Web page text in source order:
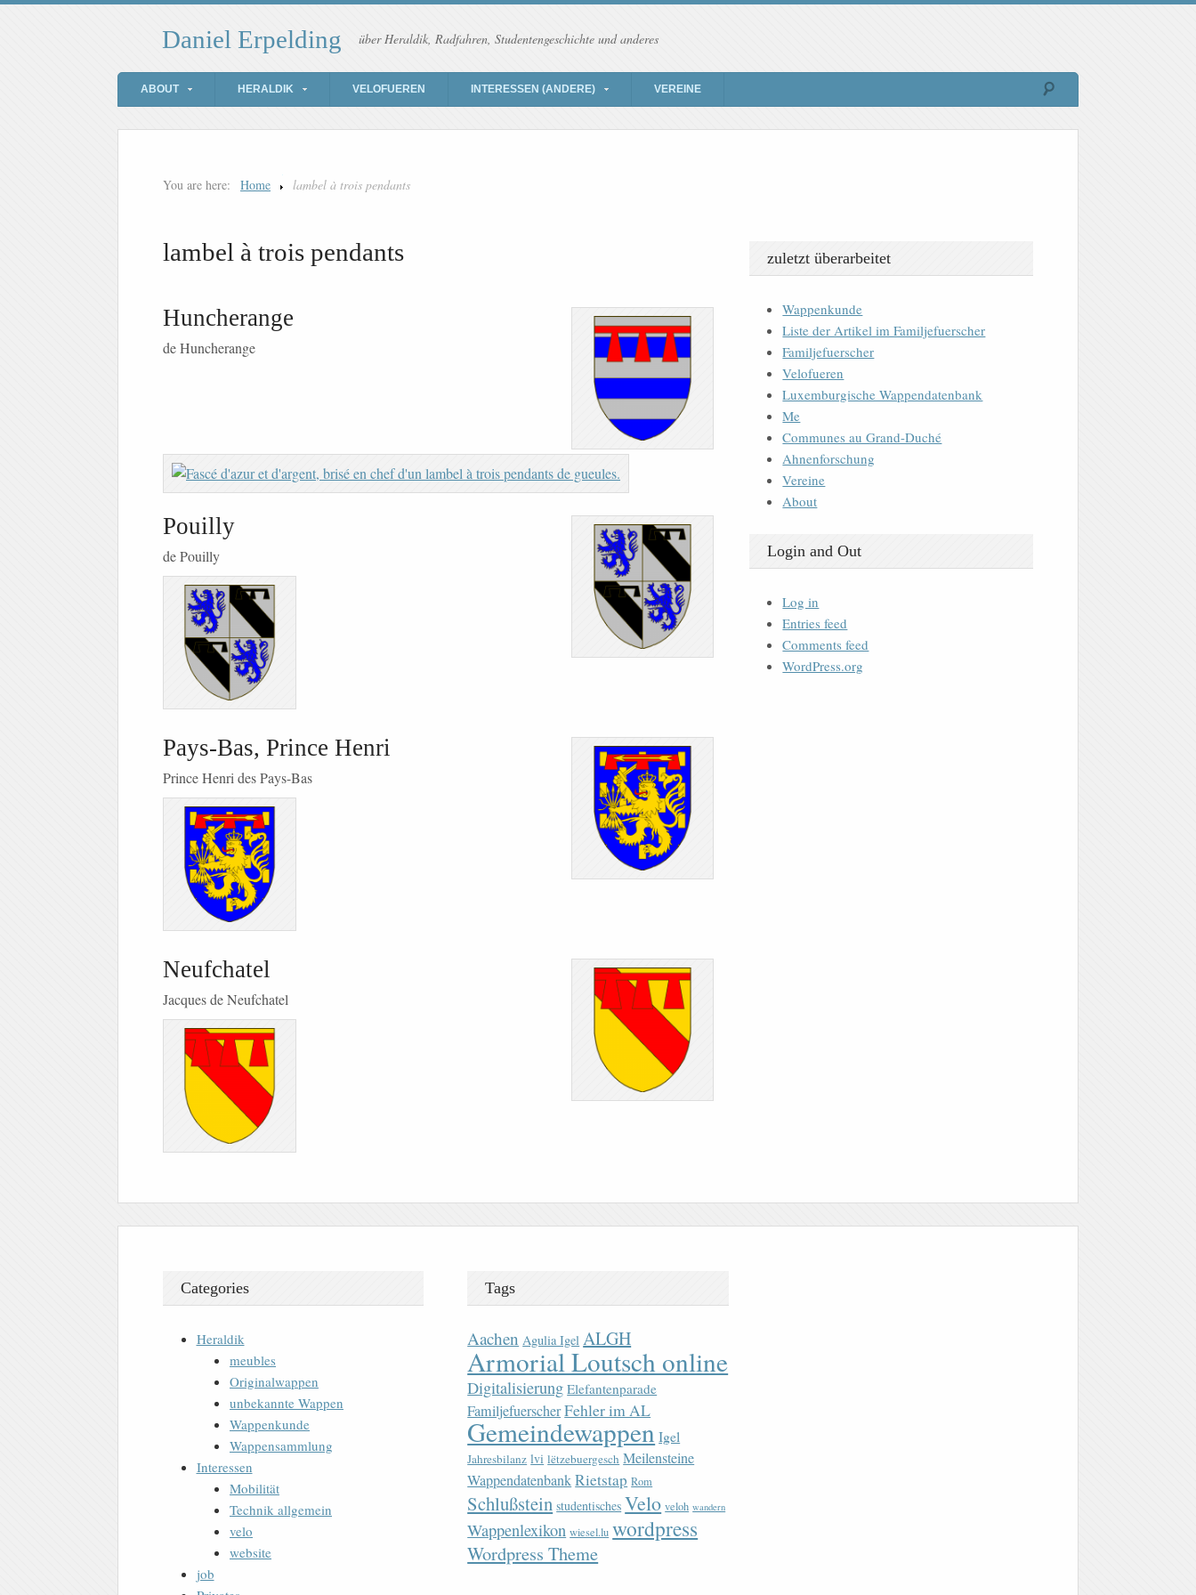
Daniel Erpelding über Heraldik, Radfahren, Studentengeschichte und anderes
ABOUT HERALDIK VELOFUEREN INTERESSEN (ANDERE) VEREINE
You are here: Home lambel à trois pendants
lambel à trois pendants
Huncherange
de Huncherange
Pouilly
de Pouilly
Pays-Bas, Prince Henri
Prince Henri des Pays-Bas
Neufchatel
Jacques de Neufchatel
zuletzt überarbeitet
Wappenkunde
Liste der Artikel im Familjefuerscher
Familjefuerscher
Velofueren
Luxemburgische Wappendatenbank
Me
Communes au Grand-Duché
Ahnenforschung
Vereine
About
Login and Out
Log in
Entries feed
Comments feed
WordPress.org
Categories
Heraldik
meubles
Originalwappen
unbekannte Wappen
Wappenkunde
Wappensammlung
Interessen
Mobilität
Technik allgemein
velo
website
job
Tags
Aachen Agulia Igel ALGH
Armorial Loutsch online
Digitalisierung Elefantenparade
FamiljefuerscherFehler im AL
Gemeindewappen Igel
Jahresbilanz lvi lëtzebuergesch Meilensteine
WappendatenbankRietstap Rom
Schlußstein studentisches Velo veloh wandern
Wappenlexikon wiesel.lu wordpress
Wordpress Theme